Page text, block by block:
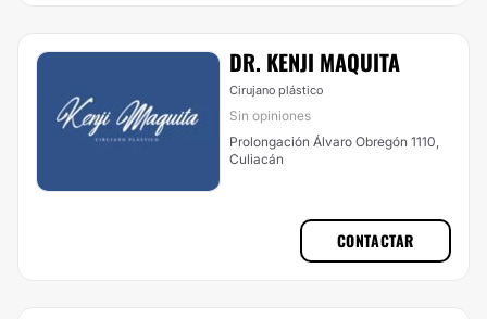
DR. KENJI MAQUITA
Cirujano plástico
Sin opiniones
Prolongación Álvaro Obregón 1110,
Culiacán
CONTACTAR